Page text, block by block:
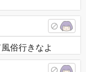
俗行きなよ